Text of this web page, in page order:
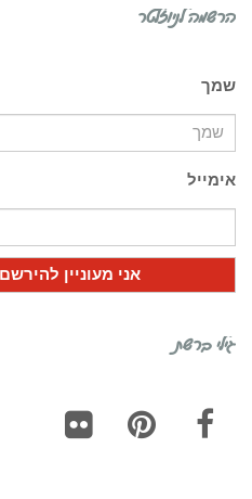
הרשמה לניוזלטר
שמך
אימייל
גילי ברשת